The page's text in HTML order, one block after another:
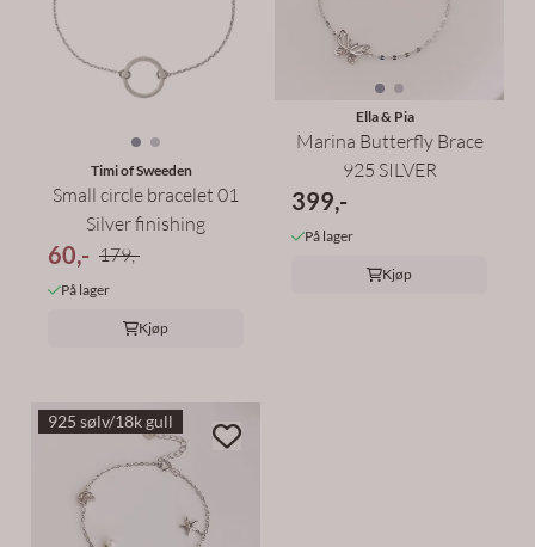
Timi of Sweeden
Small circle bracelet 01
Silver finishing
60,- 179,-
På lager
Kjøp
Ella & Pia
Marina Butterfly Brace
925 SILVER
399,-
På lager
Kjøp
925 sølv/18k gull